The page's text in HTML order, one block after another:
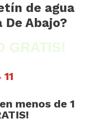
de agua
De Abajo?
GRATIS!
menos de 1